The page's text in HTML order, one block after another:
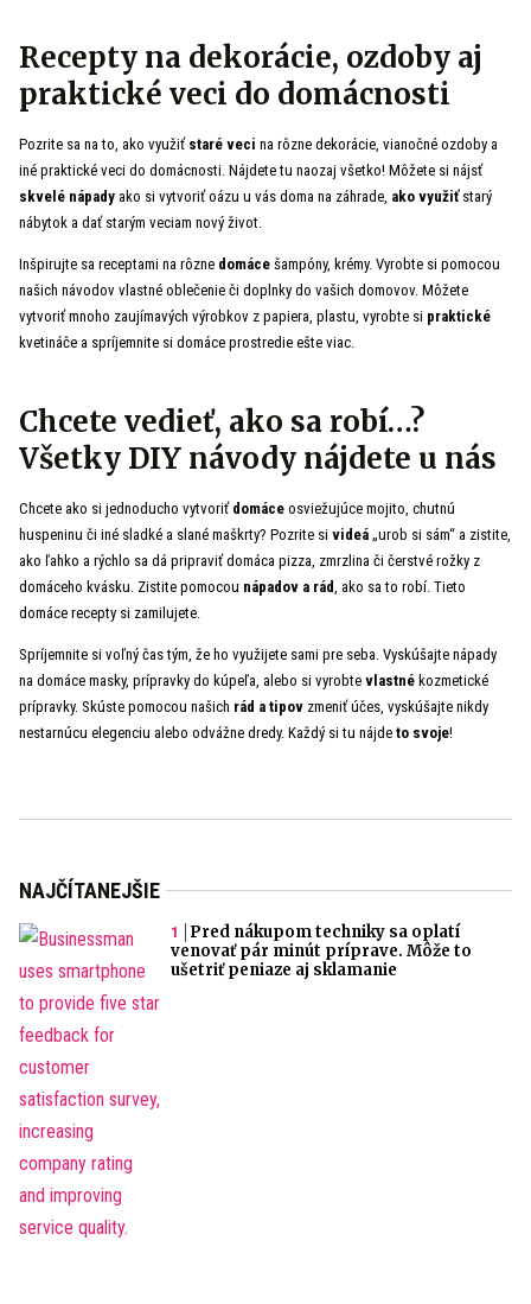
Recepty na dekorácie, ozdoby aj
praktické veci do domácnosti
Pozrite sa na to, ako využiťstaré veci na rôzne dekorácie, vianočné ozdoby a
iné praktické veci do domácnosti. Nájdete tu naozaj všetko! Môžete si nájsť
skvelé nápady ako si vytvoriť oázu u vás doma na záhrade, ako využiťstarý
nábytok a dať starým veciam nový život.
Inšpirujte sa receptami na rôzne domáce šampóny, krémy. Vyrobte si pomocou
našich návodov vlastné oblečenie či doplnky do vašich domovov. Môžete
vytvoriť mnoho zaujímavých výrobkov z papiera, plastu, vyrobte si praktické
kvetináče a spríjemnite si domáce prostredie ešte viac.
Chcete vedieť, ako sa robí…?
Všetky DIY návody nájdete u nás
Chcete ako si jednoducho vytvoriťdomáce osviežujúce mojito, chutnú
huspeninu či iné sladké a slané maškrty? Pozrite si videá „urob si sám“ a zistite,
ako ľahko a rýchlo sa dá pripraviť domáca pizza, zmrzlina či čerstvé rožky z
domáceho kvásku. Zistite pomocou nápadov a rád, ako sa to robí. Tieto
domáce recepty si zamilujete.
Spríjemnite si voľný čas tým, že ho využijete sami pre seba. Vyskúšajte nápady
na domáce masky, prípravky do kúpeľa, alebo si vyrobte vlastné kozmetické
prípravky. Skúste pomocou našich rád a tipov zmeniť účes, vyskúšajte nikdy
nestarnúcu elegenciu alebo odvážne dredy. Každý si tu nájde to svoje!
NAJČÍTANEJŠIE
Pred nákupom techniky sa oplatí
venovať pár minút príprave. Môže to
ušetriť peniaze aj sklamanie